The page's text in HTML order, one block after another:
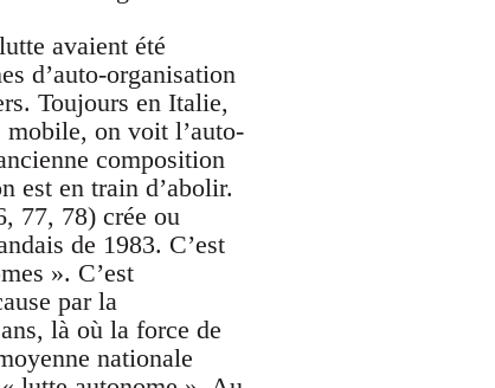
avaient été
d’auto-organisation
Toujours en Italie,
mobile, on voit l’auto-
composition
est en train d’abolir.
77, 78) crée ou
de 1983. C’est
». C’est
par la
là où la force de
nationale